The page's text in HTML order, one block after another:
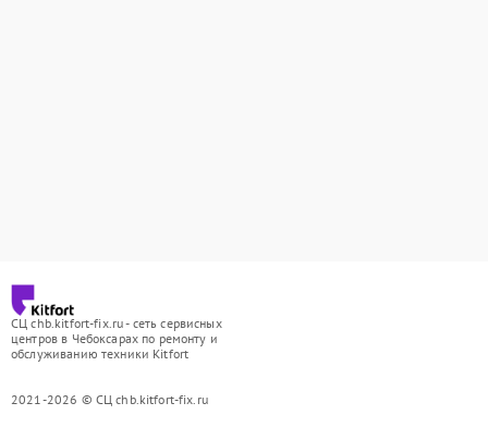
СЦ chb.kitfort-fix.ru - сеть сервисных
центров в Чебоксарах по ремонту и
обслуживанию техники Kitfort
2021-2026 © СЦ chb.kitfort-fix.ru